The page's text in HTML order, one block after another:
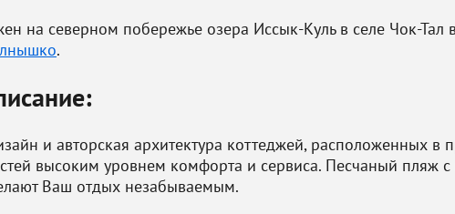
на северном побережье озера Иссык-Куль в селе Чок-
.
и авторская архитектура коттеджей, расположенных в
высоким уровнем комфорта и сервиса. Песчаный пляж
Ваш отдых незабываемым.